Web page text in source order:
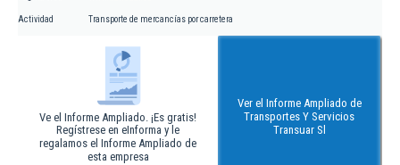
Actividad Transporte de mercancías por carretera
Ve el Informe Ampliado. ¡Es gratis!
Regístrese en eInforma y le
regalamos el Informe Ampliado de
esta empresa
Ver el Informe Ampliado de
Transportes Y Servicios
Transuar Sl